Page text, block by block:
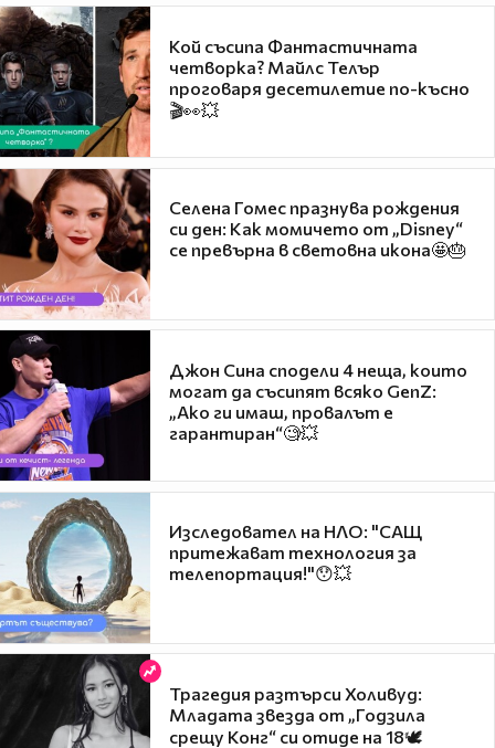
Кой съсипа Фантастичната
четворка? Майлс Телър
проговаря десетилетие по-късно
🎬👀💥
Селена Гомес празнува рождения
си ден: Как момичето от „Disney“
се превърна в световна икона🤩🎂
Джон Сина сподели 4 неща, които
могат да съсипят всяко GenZ:
„Ако ги имаш, провалът е
гарантиран“🧐💥
Изследовател на НЛО: "САЩ
притежават технология за
телепортация!"😯💥
Трагедия разтърси Холивуд:
Младата звезда от „Годзила
срещу Конг“ си отиде на 18🕊️